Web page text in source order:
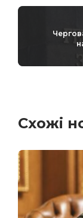
Схожі